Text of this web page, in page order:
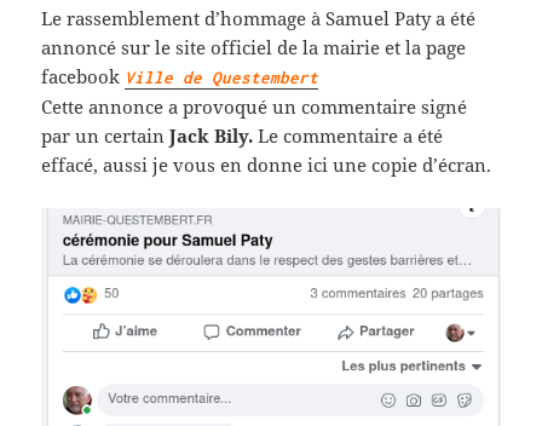
Le rassemblement d’hommage à Samuel Paty a été
annoncé sur le site officiel de la mairie et la page
facebook Ville de Questembert
Cette annonce a provoqué un commentaire signé
par un certainJack Bily.Le commentaire a été
effacé, aussi je vous en donne ici une copie d’écran.